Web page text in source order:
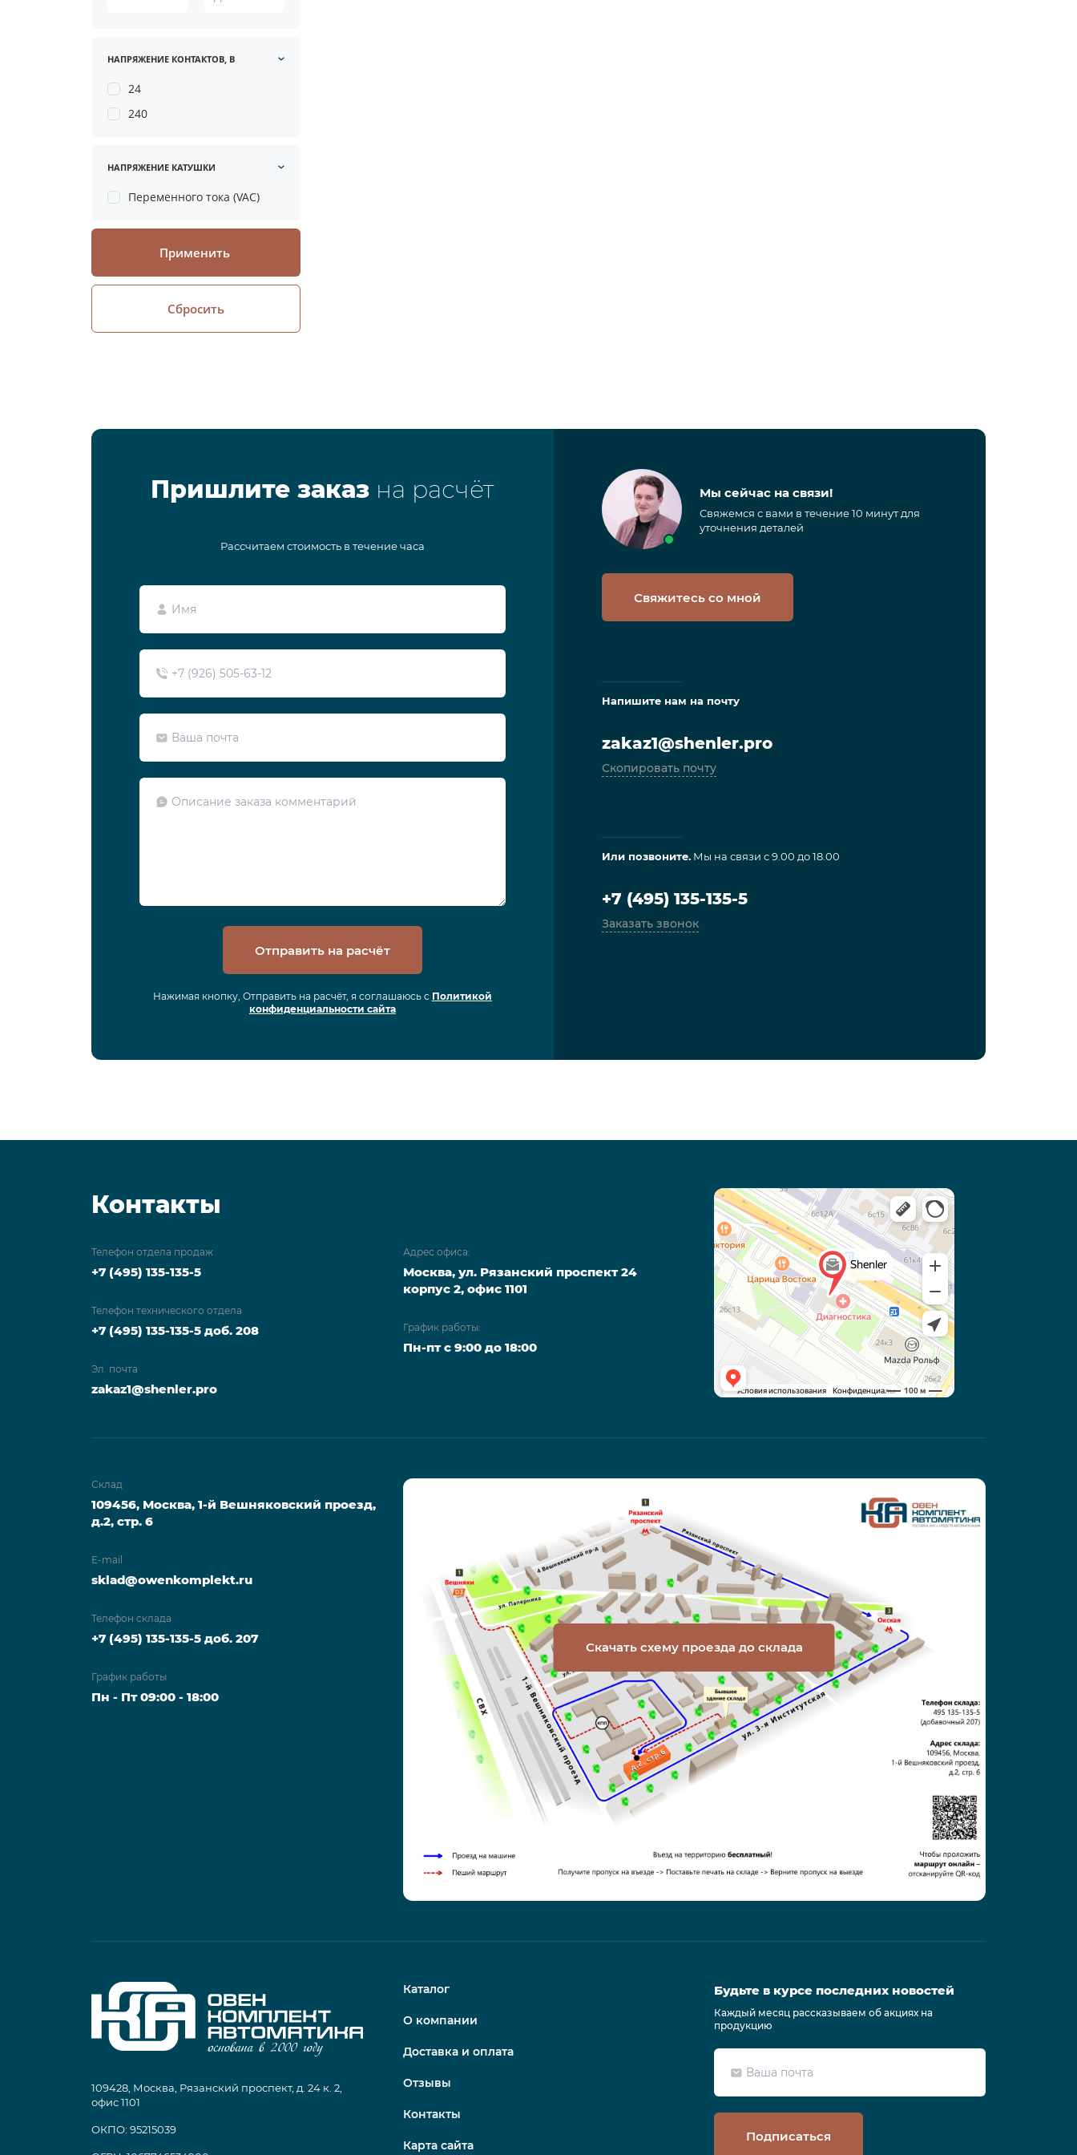
НАПРЯЖЕНИЕ КОНТАКТОВ, В
24
240
НАПРЯЖЕНИЕ КАТУШКИ
Переменного тока (VAC)
Применить
Сбросить
Пришлите заказ на расчёт
Рассчитаем стоимость в течение часа
Отправить на расчёт
Нажимая кнопку, Отправить на расчёт, я соглашаюсь с Политикой
конфиденциальности сайта
Мы сейчас на связи!
Свяжемся с вами в течение 10 минут для
уточнения деталей
Свяжитесь со мной
Напишите нам на почту
zakaz1@shenler.pro
Скопировать почту
Или позвоните.Мы на связи с 9.00 до 18.00
+7 (495) 135-135-5
Заказать звонок
Контакты
Телефон отдела продаж
+7 (495) 135-135-5
Телефон технического отдела
+7 (495) 135-135-5 доб. 208
Эл. почта
zakaz1@shenler.pro
Адрес офиса:
Москва, ул. Рязанский проспект 24
корпус 2, офис 1101
График работы:
Пн-пт с 9:00 до 18:00
Склад
109456, Москва, 1-й Вешняковский проезд,
д.2, стр. 6
E-mail
sklad@owenkomplekt.ru
Телефон склада
+7 (495) 135-135-5 доб. 207
График работы
Пн - Пт 09:00 - 18:00
Скачать схему проезда до склада
109428, Москва, Рязанский проспект, д. 24 к. 2,
офис 1101
ОКПО: 95215039
Каталог
О компании
Доставка и оплата
Отзывы
Контакты
Карта сайта
Будьте в курсе последних новостей
Каждый месяц рассказываем об акциях на
продукцию
Подписаться